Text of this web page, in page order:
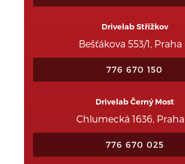
Drivelab Střížkov
Bešťákova 553/1, Praha
776 670 150
Drivelab Černý Most
Chlumecká 1636,
776 670 025